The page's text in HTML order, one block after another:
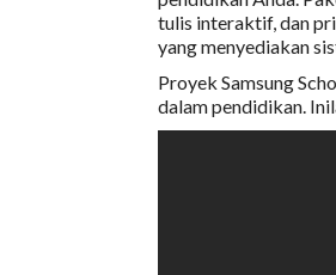
tulis interaktif, dan
yang menyediakan
Proyek Samsung
dalam pendidikan.